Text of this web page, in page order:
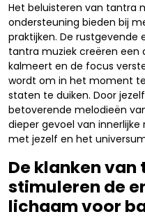
Het beluisteren van tantra
ondersteuning bieden bij
praktijken. De rustgevende
tantra muziek creëren een
kalmeert en de focus
wordt om in het moment
staten te duiken. Door
betoverende melodieën
dieper gevoel van
met jezelf en het
De klanken
stimuleren de
lichaam voor